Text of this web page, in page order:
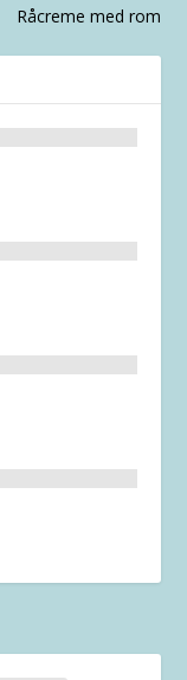
Råcreme med rom